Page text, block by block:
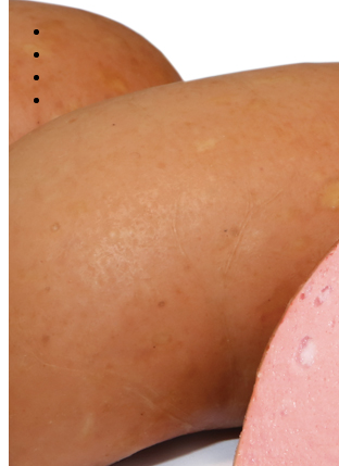
Колбасы
Сосиски и сардельки
Шпикачки "Гарибалди.RU"